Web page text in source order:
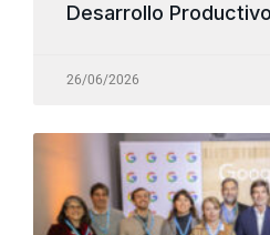
Desarrollo
26/06/2026